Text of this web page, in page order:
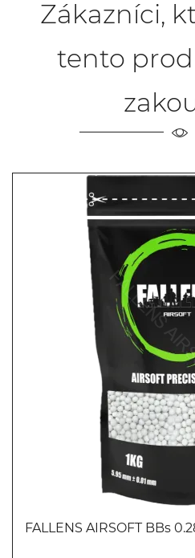
Zákazníci,
tento
FALLENS AIRSOFT BBs